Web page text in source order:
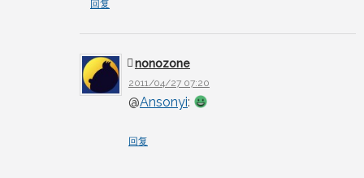
回复
nonozone
2011/04/27 07:20
@Ansonyi:
回复